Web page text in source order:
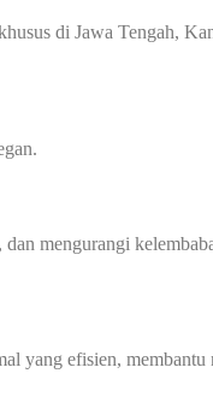
di Jawa Tengah,
mengurangi
yang efisien,